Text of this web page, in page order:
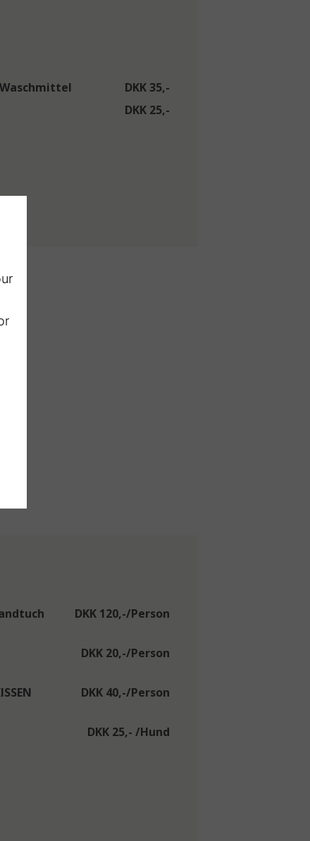
DKK 35,-
DKK 25,-
DKK 120,-/Person
DKK 20,-/Person
DKK 40,-/Person
DKK 25,- /Hund